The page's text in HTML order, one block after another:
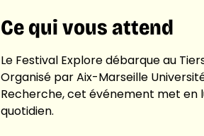
Ce qui vous attend
Le Festival Explore débarque au
Organisé par Aix-Marseille
Recherche, cet événement met en
quotidien.